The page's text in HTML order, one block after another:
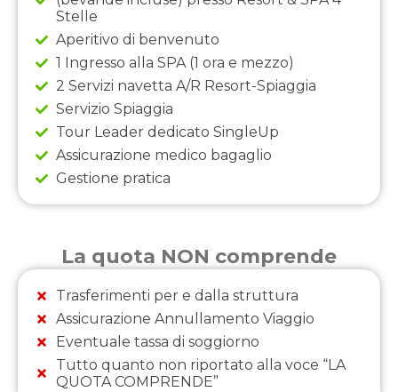
Stelle
Aperitivo di benvenuto
1 Ingresso alla SPA (1 ora e mezzo)
2 Servizi navetta A/R Resort-Spiaggia
Servizio Spiaggia
Tour Leader dedicato SingleUp
Assicurazione medico bagaglio
Gestione pratica
La quota NON comprende
Trasferimenti per e dalla struttura
Assicurazione Annullamento Viaggio
Eventuale tassa di soggiorno
Tutto quanto non riportato alla voce “LA
QUOTA COMPRENDE”